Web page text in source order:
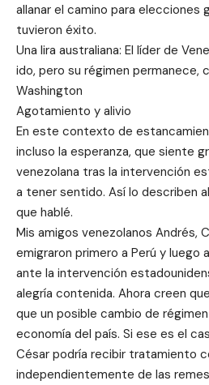
allanar el camino para elecciones
tuvieron éxito.
Una lira australiana: El líder de
ido, pero su régimen permanece,
Washington
Agotamiento y alivio
En este contexto de
incluso la esperanza, que siente
venezolana tras la intervención
a tener sentido. Así lo describen
que hablé.
Mis amigos venezolanos Andrés,
emigraron primero a Perú y luego
ante la intervención
alegría contenida. Ahora creen
que un posible cambio de
economía del país. Si ese es el
César podría recibir tratamiento
independientemente de las